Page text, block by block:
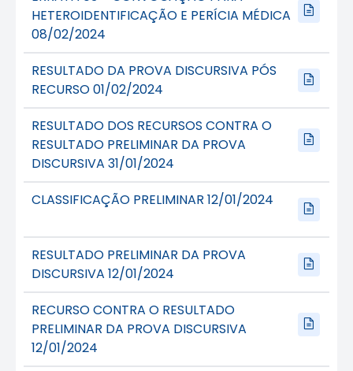
HETEROIDENTIFICAÇÃO E PERÍCIA MÉDICA
08/02/2024
RESULTADO DA PROVA DISCURSIVA PÓS
RECURSO 01/02/2024
RESULTADO DOS RECURSOS CONTRA O
RESULTADO PRELIMINAR DA PROVA
DISCURSIVA 31/01/2024
CLASSIFICAÇÃO PRELIMINAR 12/01/2024
RESULTADO PRELIMINAR DA PROVA
DISCURSIVA 12/01/2024
RECURSO CONTRA O RESULTADO
PRELIMINAR DA PROVA DISCURSIVA
12/01/2024